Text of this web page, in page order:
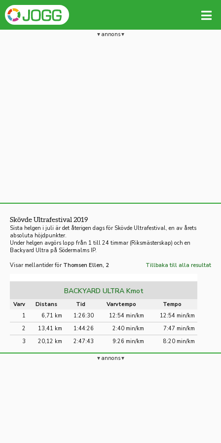
annons
Skövde Ultrafestival 2019
Sista helgen i juli är det återigen dags för Skövde Ultrafestival, en av årets
absoluta höjdpunkter.
Under helgen avgörs lopp från 1 till 24 timmar (Riksmästerskap) och en
Backyard Ultra på Södermalms IP.
Visar mellantider för Thomsen Ellen, 2 Tillbaka till alla resultat
BACKYARD ULTRA Kmot
Varv Distans Tid Varvtempo
Tempo
1
6,71 km 1:26:30 12:54 min/km
12:54 min/km
2
13,41 km 1:44:26 2:40 min/km
7:47 min/km
3
20,12 km 2:47:43 9:26 min/km 8:20 min/km
annons